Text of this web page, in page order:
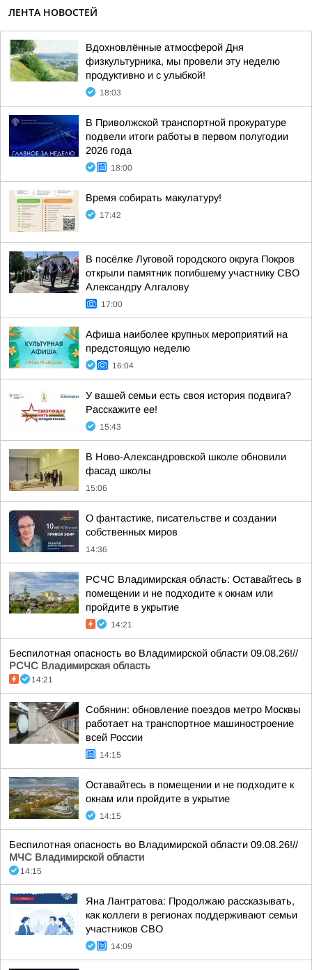
ЛЕНТА НОВОСТЕЙ
Вдохновлённые атмосферой Дня
физкультурника, мы провели эту неделю
продуктивно и с улыбкой!
18:03
В Приволжской транспортной прокуратуре
подвели итоги работы в первом полугодии
2026 года
18:00
Время собирать макулатуру!
17:42
В посёлке Луговой городского округа Покров
открыли памятник погибшему участнику СВО
Александру Алгалову
17:00
Афиша наиболее крупных мероприятий на
предстоящую неделю
16:04
У вашей семьи есть своя история подвига?
Расскажите ее!
15:43
В Ново-Александровской школе обновили
фасад школы
15:06
О фантастике, писательстве и создании
собственных миров
14:36
РСЧС Владимирская область: Оставайтесь в
помещении и не подходите к окнам или
пройдите в укрытие
14:21
Беспилотная опасность во Владимирской области 09.08.26!//
РСЧС Владимирская область
14:21
Собянин: обновление поездов метро Москвы
работает на транспортное машиностроение
всей России
14:15
Оставайтесь в помещении и не подходите к
окнам или пройдите в укрытие
14:15
Беспилотная опасность во Владимирской области 09.08.26!//
МЧС Владимирской области
14:15
Яна Лантратова: Продолжаю рассказывать,
как коллеги в регионах поддерживают семьи
участников СВО
14:09